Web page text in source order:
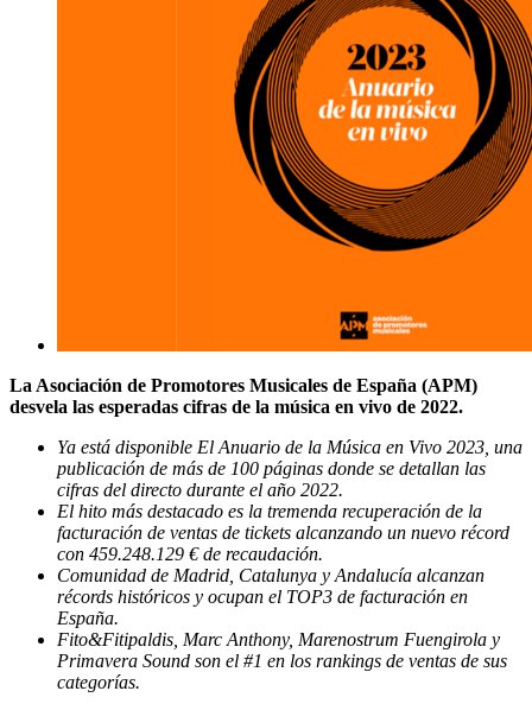
La Asociación de Promotores Musicales de España (APM)
desvela las esperadas cifras de la música en vivo de 2022.
Ya está disponible El Anuario de la Música en Vivo 2023, una
publicación de más de 100 páginas donde se detallan las
cifras del directo durante el año 2022.
El hito más destacado es la tremenda recuperación de la
facturación de ventas de tickets alcanzando un nuevo récord
con 459.248.129 € de recaudación.
Comunidad de Madrid, Catalunya y Andalucía alcanzan
récords históricos y ocupan el TOP3 de facturación en
España.
Fito&Fitipaldis, Marc Anthony, Marenostrum Fuengirola y
Primavera Sound son el #1 en los rankings de ventas de sus
categorías.